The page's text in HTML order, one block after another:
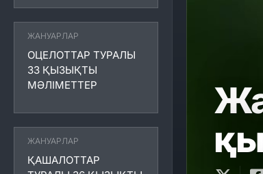
ЖАНУАРЛАР
ОЦЕЛОТТАР ТУРАЛЫ
33 ҚЫЗЫҚТЫ
МӘЛІМЕТТЕР
ЖАНУАРЛАР
ҚАШАЛОТТАР